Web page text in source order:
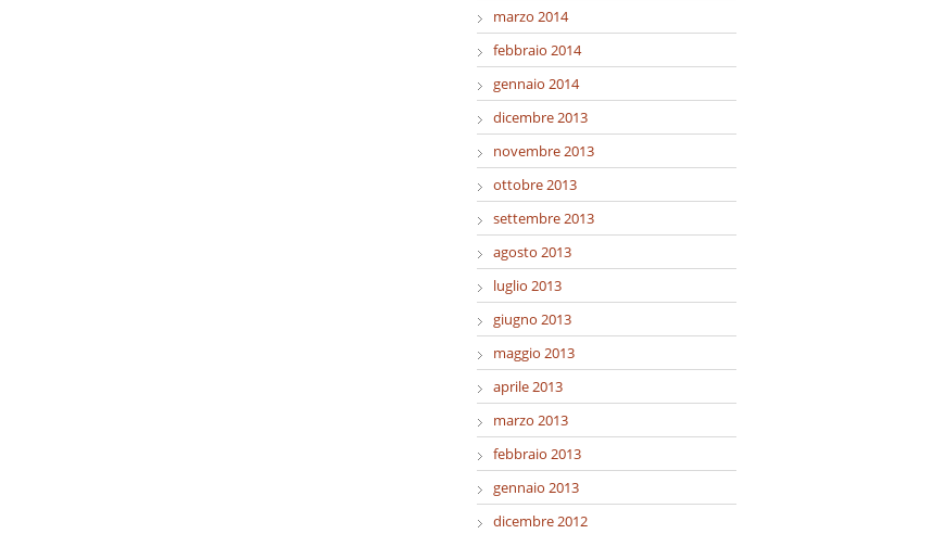
marzo 2014
febbraio 2014
gennaio 2014
dicembre 2013
novembre 2013
ottobre 2013
settembre 2013
agosto 2013
luglio 2013
giugno 2013
maggio 2013
aprile 2013
marzo 2013
febbraio 2013
gennaio 2013
dicembre 2012